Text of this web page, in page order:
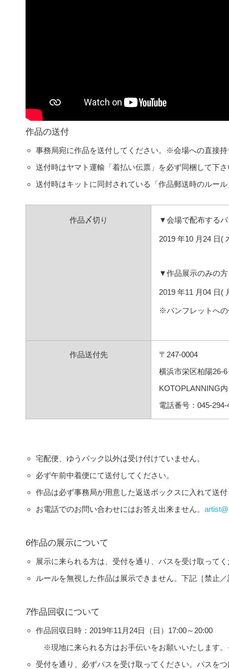
作品の送付
事務局宛に作品を送付してください。※会場への直接
送付時はヤマト運輸「着払い伝票」を必ず同梱して下さ
送付時はキットに同封されている「作品郵送時のルー
作品〆切り ▼会場で配布する
2019 年10 月24 日(
▼作品展示のみの方
2019 年11 月04 日(
※パンフレットへ
作品送付先
〒247-0004
横浜市栄区柏陽26-6
KOTOPLANNING
電話番号：045-294-
宅配便、ゆうパック以外は受け付けていません。
必ず午前中着便にて送付してください。
作品は必ず事務局が用意した返送ボックスに入れて送
お電話でのお問い合わせにはお答え出来ません。
6作品の展示について
展示に来られる方は、受付を通り、パスを受け取って
ルールを無視した作品は展示できません。下記［禁止
7作品回収について
作品回収日時：2019年11月24日（日）17:00～20:00
※現地に来られる方はお手伝いをお願いいたします
受付を通り、必ずパスを受け取ってください。パスを